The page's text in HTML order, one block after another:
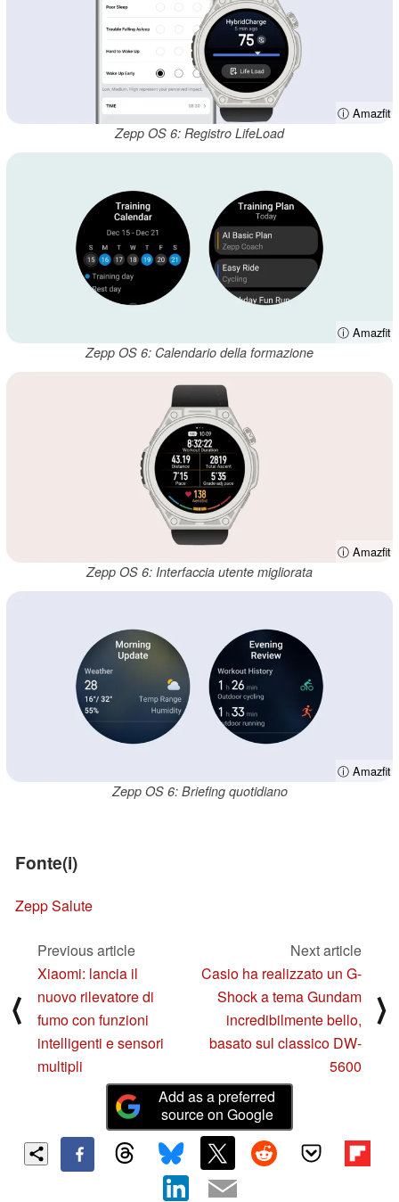
ⓘ Amazfit
Zepp OS 6: Registro LifeLoad
ⓘ Amazfit
Zepp OS 6: Calendario della formazione
ⓘ Amazfit
Zepp OS 6: Interfaccia utente migliorata
ⓘ Amazfit
Zepp OS 6: Briefing quotidiano
Fonte(i)
Zepp Salute
⟨
Previous article
Xiaomi: lancia il
nuovo rilevatore di
fumo con funzioni
intelligenti e sensori
multipli
Next article
Casio ha realizzato un G-
Shock a tema Gundam
incredibilmente bello,
basato sul classico DW-
5600
⟩
Add as a preferred
source on Google